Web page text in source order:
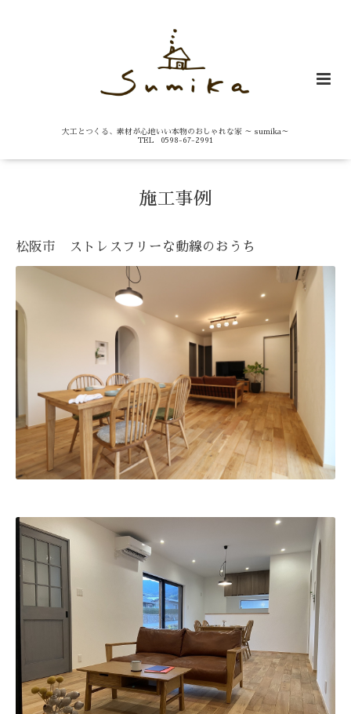
大工とつくる、素材が心地いい本物のおしゃれな家 ～ sumika～
TEL 0598-67-2991
施工事例
松阪市 ストレスフリーな動線のおうち